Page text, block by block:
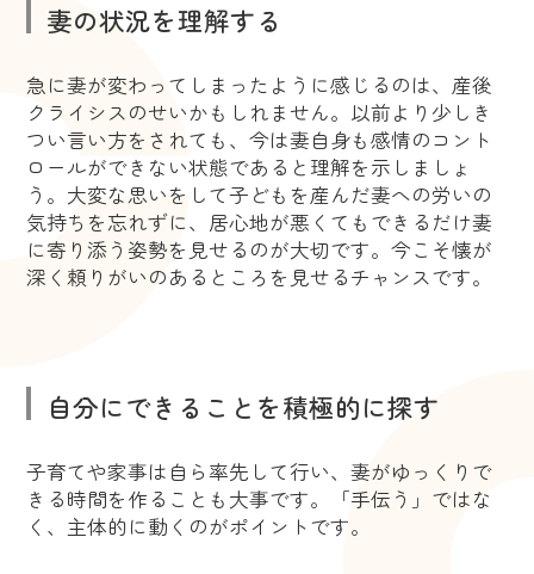
妻の状況を理解する
急に妻が変わってしまったように感じるのは、産後
クライシスのせいかもしれません。以前より少しき
つい言い方をされても、今は妻自身も感情のコント
ロールができない状態であると理解を示しましょ
う。大変な思いをして子どもを産んだ妻への労いの
気持ちを忘れずに、居心地が悪くてもできるだけ妻
に寄り添う姿勢を見せるのが大切です。今こそ懐が
深く頼りがいのあるところを見せるチャンスです。
自分にできることを積極的に探す
子育てや家事は自ら率先して行い、妻がゆっくりで
きる時間を作ることも大事です。「手伝う」ではな
く、主体的に動くのがポイントです。